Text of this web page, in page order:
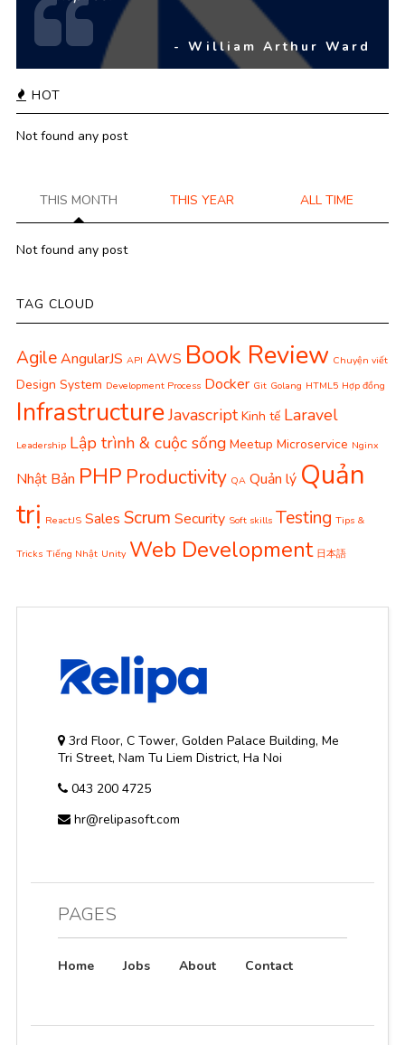
- William Arthur Ward
HOT
Not found any post
THIS MONTH THIS YEAR ALL TIME
Not found any post
TAG CLOUD
AgileAngularJS API AWS Book Review Chuyện viết
Design System Development Process Docker Git Golang HTML5 Hợp đồng
InfrastructureJavascript Kinh tế Laravel
Leadership Lập trình & cuộc sống Meetup Microservice Nginx
Nhật Bản PHP Productivity QA Quản lý Quản
trị ReactJS Sales Scrum Security Soft skills Testing Tips &
Tricks Tiếng Nhật Unity Web Development 日本語
3rd Floor, C Tower, Golden Palace Building, Me
Tri Street, Nam Tu Liem District, Ha Noi
043 200 4725
hr@relipasoft.com
PAGES
Home Jobs About Contact